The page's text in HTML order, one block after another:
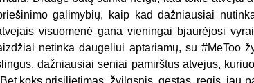
galimybių, kaip kad dažniausiai
visuomenė gana vieningai bjaurėjosi
netinka daugeliui aptariamų, su #MeToo
dažniausiai seniai pamirštus atvejus,
koks prisilietimas, žvilgsnis, gestas, regis, jau